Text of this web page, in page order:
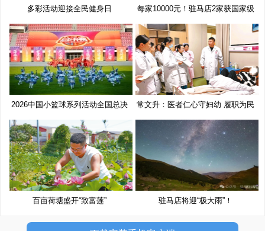
多彩活动迎接全民健身日
每家10000元！驻马店2家获国家级
奖
2026中国小篮球系列活动全国总决
常文升：医者仁心守妇幼 履职为民
百亩荷塘盛开“致富莲” 驻马店将迎“极大雨”！